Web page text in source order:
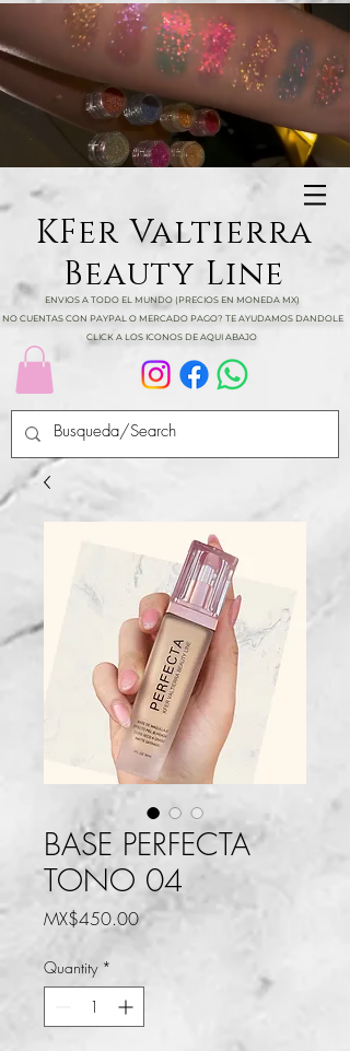
KFer Valtierra
Beauty Line
ENVIOS A TODO EL MUNDO (PRECIOS EN MONEDA MX)
NO CUENTAS CON PAYPAL O MERCADO PAGO? TE AYUDAMOS DANDOLE
CLICK A LOS ICONOS DE AQUI ABAJO
BASE PERFECTA
TONO 04
MX$450.00Price
Quantity *